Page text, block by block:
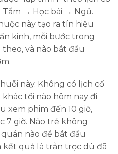
→ Học bài → Ngủ.
này tạo ra tín hiệu
kinh, mỗi bước trong
và não bắt đầu
này. Không có lịch cố
tối nào hôm nay đi
xem phim đến 10 giờ,
7 giờ. Não trẻ không
nào để bắt đầu
kết quả là trằn trọc dù đã